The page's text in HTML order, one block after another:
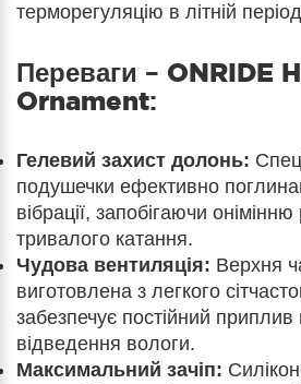
терморегуляцію в літній
Переваги – ONRIDE
Ornament:
Гелевий захист долонь:
подушечки ефективно
вібрації, запобігаючи онімінню
тривалого катання.
Чудова вентиляція: Верхня
виготовлена з легкого
забезпечує постійний
відведення вологи.
Максимальний зачіп: